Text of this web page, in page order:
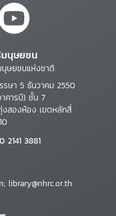
นุษยชน
ษยชนแห่งชาติ
รษา 5 ธันวาคม 2550
คารบี) ชั้น 7
สองห้อง เขตหลักสี่
2141 3881
library@nhrc.or.th